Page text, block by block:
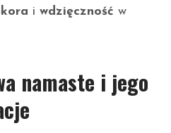
i wdzięczność w
namaste i jego